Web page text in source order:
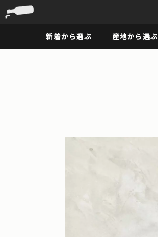
新着から選ぶ 産地から選ぶ